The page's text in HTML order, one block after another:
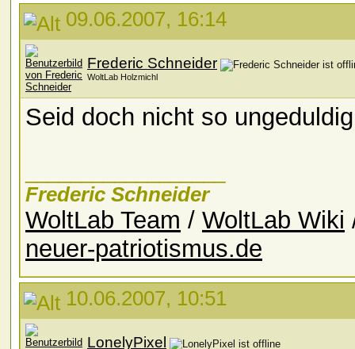
09.06.2007, 16:14
Frederic Schneider
WoltLab Holzmichl
Seid doch nicht so
Frederic Schneider
WoltLab Team / WoltLab Wiki
neuer-patriotismus.de
10.06.2007, 10:51
LonelyPixel